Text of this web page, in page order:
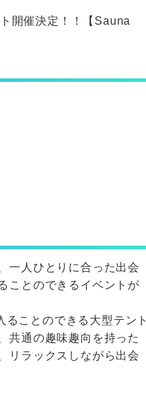
開催決定！！【Sauna
一人ひとりに合った出会
ことのできるイベントが
ことのできる大型テント
共通の趣味趣向を持った
リラックスしながら出会